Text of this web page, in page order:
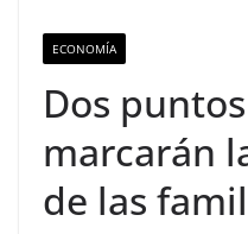
ECONOMÍA
Dos
marcarán
de las